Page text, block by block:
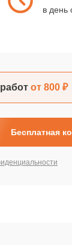
в день
от 800 ₽
Бесплатная